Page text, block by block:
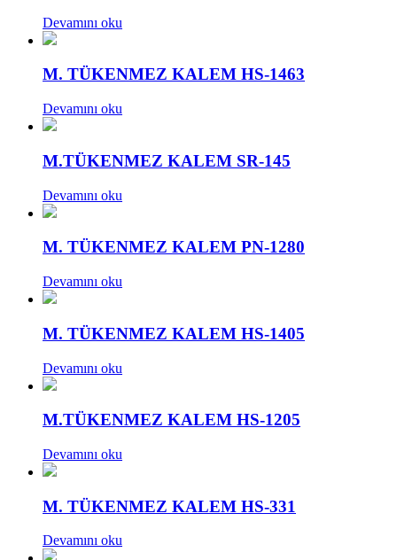
Devamını oku
M. TÜKENMEZ KALEM HS-1463
Devamını oku
M.TÜKENMEZ KALEM SR-145
Devamını oku
M. TÜKENMEZ KALEM PN-1280
Devamını oku
M. TÜKENMEZ KALEM HS-1405
Devamını oku
M.TÜKENMEZ KALEM HS-1205
Devamını oku
M. TÜKENMEZ KALEM HS-331
Devamını oku